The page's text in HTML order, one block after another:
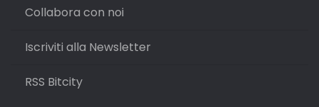
Collabora con noi
Iscriviti alla Newsletter
RSS Bitcity